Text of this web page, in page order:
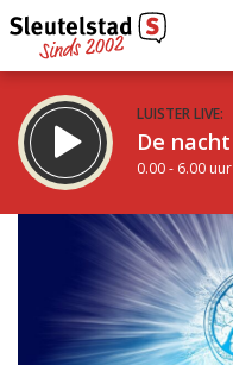
LUISTER LIVE:
De
0.00 - 6.00 uur
De ochtend van
6.00 - 12.00 uur